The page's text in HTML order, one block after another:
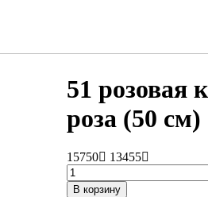
51 розовая
роза (50 см)
15750 13455
В корзину